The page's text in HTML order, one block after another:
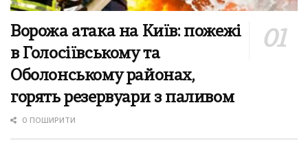
Ворожа атака на Київ: пожежі
в Голосіївському та
Оболонському районах,
горять резервуари з паливом
0 ПОШИРИТИ